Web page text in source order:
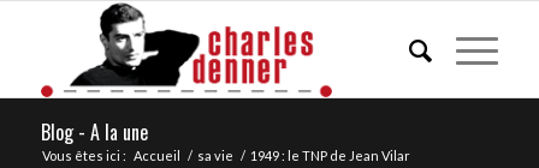
Blog - A la une
Vous êtes ici : Accueil / sa vie / 1949 : le TNP de Jean Vilar